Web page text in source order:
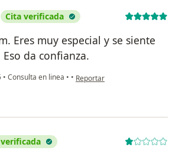
Cita verificada
Eres muy especial y se siente
da confianza.
• Consulta en linea • • en opinión del usuario Fabio
Reportar